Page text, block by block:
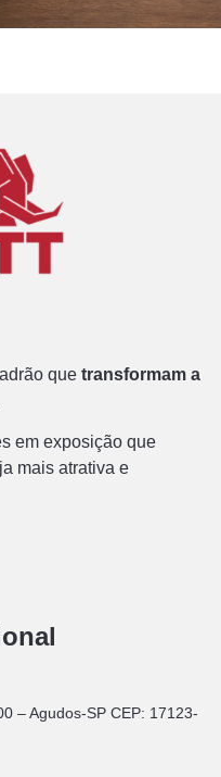
que transformam a
em exposição que
mais atrativa e
– Agudos-SP CEP: 17123-